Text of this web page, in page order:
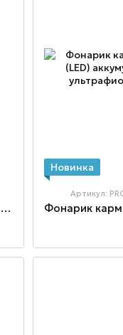
Фонарь на аккумуляторе 2 режима + ультрафиолет (алюминиевый прорезиненный корпус)
Новинка
Артикул: